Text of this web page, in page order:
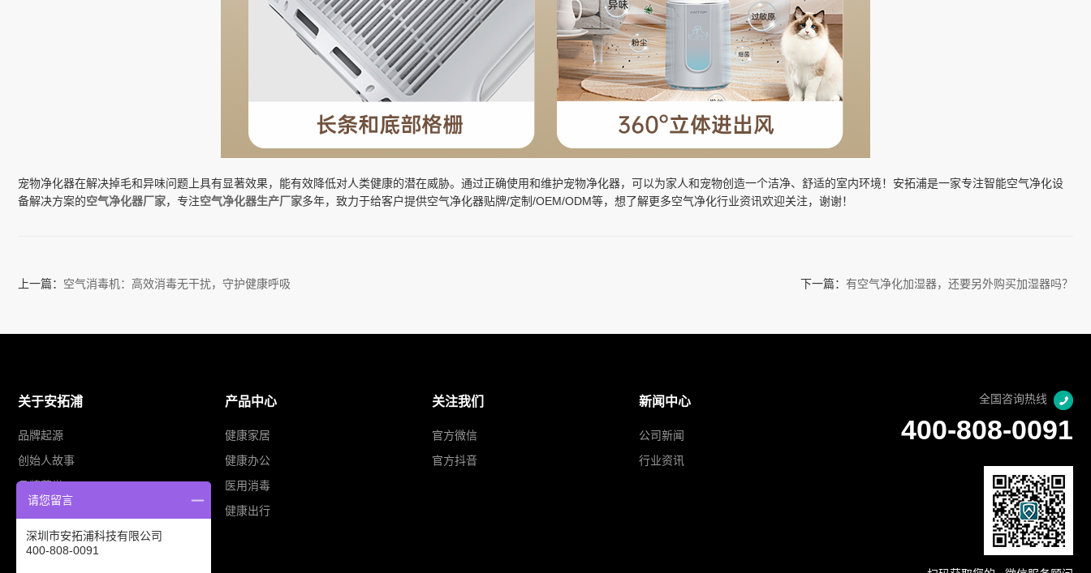
宠物净化器在解决掉毛和异味问题上具有显著效果，能有效降低对人类健康的潜在威胁。通过正确使用和维护宠物净化器，可以为家人和宠物创造一个洁净、舒适的室内环境！安拓浦是一家专注智能空气净化设
备解决方案的空气净化器厂家，专注空气净化器生产厂家多年，致力于给客户提供空气净化器贴牌/定制/OEM/ODM等，想了解更多空气净化行业资讯欢迎关注，谢谢！
上一篇： 空气消毒机：高效消毒无干扰，守护健康呼吸 下一篇： 有空气净化加湿器，还要另外购买加湿器吗？
关于安拓浦
品牌起源
创始人故事
产品中心
健康家居
健康办公
医用消毒
健康出行
关注我们
官方微信
官方抖音
新闻中心
公司新闻
行业资讯
全国咨询热线
400-808-0091
请您留言
深圳市安拓浦科技有限公司
400-808-0091